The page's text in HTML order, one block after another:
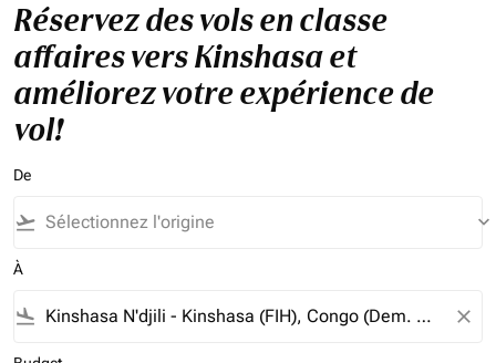
Réservez des vols en classe
affaires vers Kinshasa et
améliorez votre expérience de
vol!
De
flight_takeoff keyboard_arrow_down
À
flight_land close